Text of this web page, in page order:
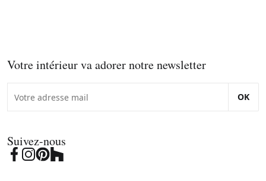
Votre intérieur va adorer notre newsletter
OK
Suivez-nous